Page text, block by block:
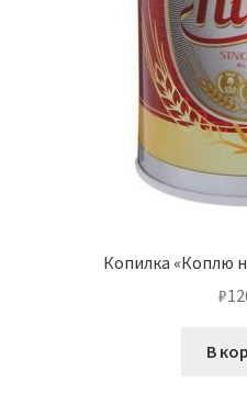
Копилка «Коплю
₽
В